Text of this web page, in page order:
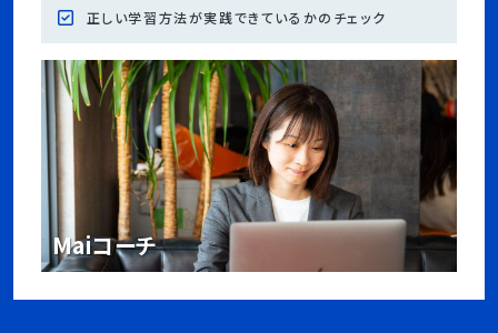
Maiコーチ
正しい学習方法が実践できているかのチェック